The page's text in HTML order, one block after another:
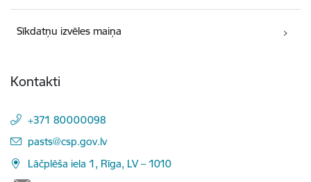
Sīkdatņu izvēles maiņa
Kontakti
+371 80000098
E-pasts:
pasts@csp.gov.lv
Lāčplēša iela 1, Rīga, LV – 1010